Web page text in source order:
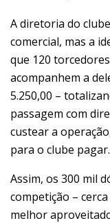
A diretoria do
comercial, mas a
que 120
acompanhem a
5.250,00 –
passagem com
custear a
para o clube pagar.
Assim, os 300 mil
competição –
melhor